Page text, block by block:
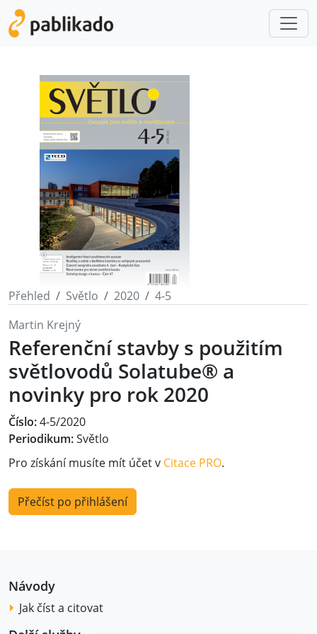
Přehled Světlo 2020
4-5
Martin Krejný
Referenční stavby s použitím
světlovodů Solatube® a
novinky pro rok 2020
Číslo:4-5/2020
Periodikum:Světlo
Pro získání musíte mít účet v Citace PRO.
Přečíst po přihlášení
Návody
Jak číst a citovat